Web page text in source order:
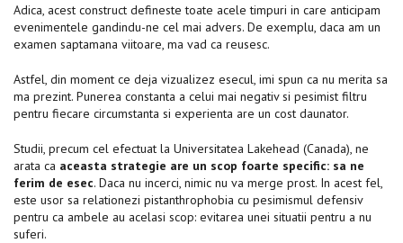
Adica, acest construct defineste toate acele timpuri in care anticipam
evenimentele gandindu-ne cel mai advers. De exemplu, daca am un
examen saptamana viitoare, ma vad ca reusesc.
Astfel, din moment ce deja vizualizez esecul, imi spun ca nu merita sa
ma prezint. Punerea constanta a celui mai negativ si pesimist filtru
pentru fiecare circumstanta si experienta are un cost daunator.
Studii, precum cel efectuat la Universitatea Lakehead (Canada), ne
arata ca aceasta strategie are un scop foarte specific: sa ne
ferim de esec. Daca nu incerci, nimic nu va merge prost. In acest fel,
este usor sa relationezi pistanthrophobia cu pesimismul defensiv
pentru ca ambele au acelasi scop: evitarea unei situatii pentru a nu
suferi.